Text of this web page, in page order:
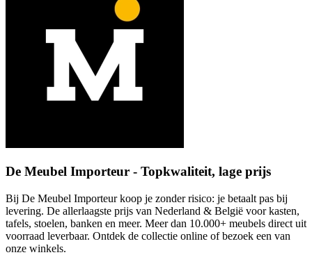
De Meubel Importeur - Topkwaliteit, lage prijs
Bij De Meubel Importeur koop je zonder risico: je betaalt pas bij
levering. De allerlaagste prijs van Nederland & België voor kasten,
tafels, stoelen, banken en meer. Meer dan 10.000+ meubels direct uit
voorraad leverbaar. Ontdek de collectie online of bezoek een van
onze winkels.